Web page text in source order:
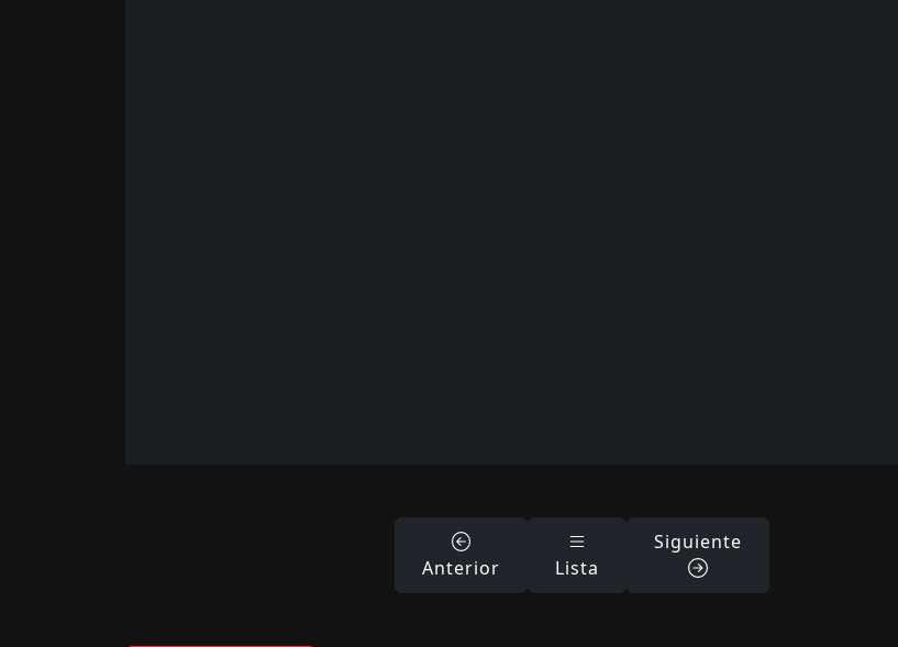
Anterior Lista
Siguiente